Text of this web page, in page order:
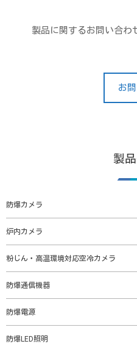
製品に関するお問い合わ
お
製
防爆カメラ
炉内カメラ
粉じん・高温環境対応空冷カメラ
防爆通信機器
防爆電源
防爆LED照明